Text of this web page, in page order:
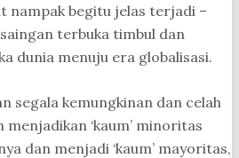
nampak begitu jelas terjadi –
terbuka timbul dan
dunia menuju era globalisasi.
segala kemungkinan dan celah
menjadikan ‘kaum’ minoritas
dan menjadi ‘kaum’ mayoritas,